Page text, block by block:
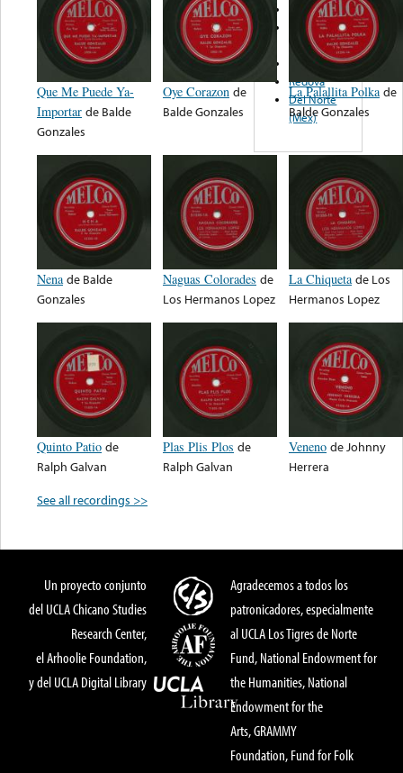
Que Me Puede Ya-
Importar de Balde
Gonzales
Oye Corazon de
Balde Gonzales
La Palallita Polka de
Balde Gonzales
Nena de Balde
Gonzales
Naguas Colorades de
Los Hermanos Lopez
La Chiqueta de Los
Hermanos Lopez
Quinto Patio de
Ralph Galvan
Plas Plis Plos de
Ralph Galvan
Veneno deJohnny
Herrera
See all recordings >>
Uniko
El Parche
Records
Panchito
Redova
Del Norte
(Mex)
Un proyecto conjunto
del UCLA Chicano Studies
Research Center,
el Arhoolie Foundation,
y del UCLA Digital Library
Agradecemos a todos los
patronicadores, especialmente
al UCLA Los Tigres de Norte
Fund, National Endowment for
the Humanities, National
Endowment for the
Arts, GRAMMY
Foundation, Fund for Folk